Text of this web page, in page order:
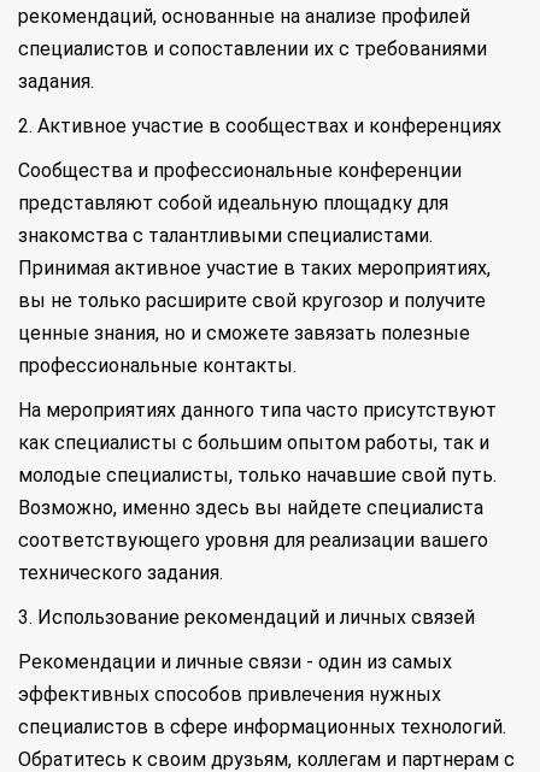
рекомендаций, основанные на анализе профилей
специалистов и сопоставлении их с требованиями
задания.
2. Активное участие в сообществах и конференциях
Сообщества и профессиональные конференции
представляют собой идеальную площадку для
знакомства с талантливыми специалистами.
Принимая активное участие в таких мероприятиях,
вы не только расширите свой кругозор и получите
ценные знания, но и сможете завязать полезные
профессиональные контакты.
На мероприятиях данного типа часто присутствуют
как специалисты с большим опытом работы, так и
молодые специалисты, только начавшие свой путь.
Возможно, именно здесь вы найдете специалиста
соответствующего уровня для реализации вашего
технического задания.
3. Использование рекомендаций и личных связей
Рекомендации и личные связи - один из самых
эффективных способов привлечения нужных
специалистов в сфере информационных технологий.
Обратитесь к своим друзьям, коллегам и партнерам с